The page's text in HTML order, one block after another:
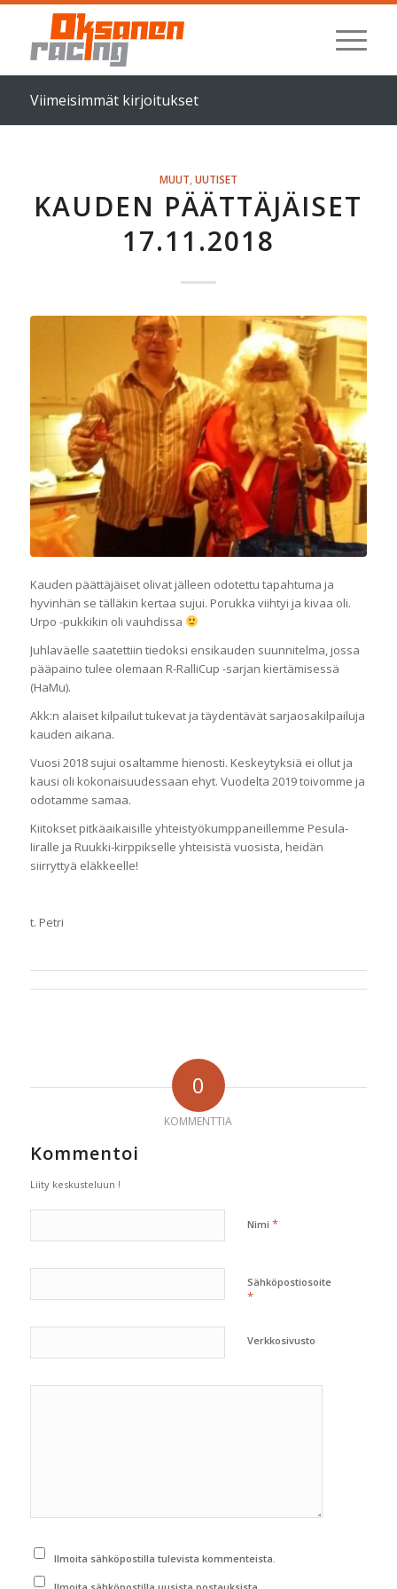
Viimeisimmät kirjoitukset
MUUT UUTISET
KAUDEN PÄÄTTÄJÄISET
17.11.2018
Kauden päättäjäiset olivat jälleen odotettu tapahtuma ja
hyvinhän se tälläkin kertaa sujui. Porukka viihtyi ja kivaa oli.
Urpo -pukkikin oli vauhdissa
Juhlaväelle saatettiin tiedoksi ensikauden suunnitelma, jossa
pääpaino tulee olemaan R-RalliCup -sarjan kiertämisessä
(HaMu).
Akk:n alaiset kilpailut tukevat ja täydentävät sarjaosakilpailuja
kauden aikana.
Vuosi 2018 sujui osaltamme hienosti. Keskeytyksiä ei ollut ja
kausi oli kokonaisuudessaan ehyt. Vuodelta 2019 toivomme ja
odotamme samaa.
Kiitokset pitkäaikaisille yhteistyökumppaneillemme Pesula-
Iiralle ja Ruukki-kirppikselle yhteisistä vuosista, heidän
siirryttyä eläkkeelle!
t. Petri
0
KOMMENTTIA
Kommentoi
Liity keskusteluun !
Nimi *
Sähköpostiosoite
*
Verkkosivusto
Ilmoita sähköpostilla tulevista kommenteista.